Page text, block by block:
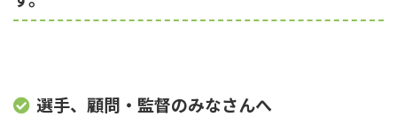
選手、顧問・監督のみなさんへ